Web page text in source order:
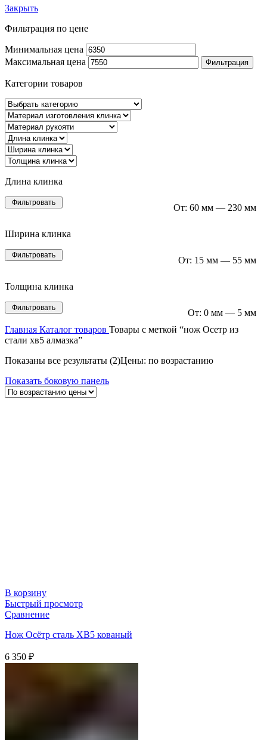
Закрыть
Фильтрация по цене
Минимальная цена
Максимальная цена
Фильтрация
Категории товаров
Длина клинка
Фильтровать От: 60 мм — 230 мм
Ширина клинка
Фильтровать От: 15 мм — 55 мм
Толщина клинка
Фильтровать От: 0 мм — 5 мм
Главная Каталог товаров Товары с меткой “нож Осетр из
стали хв5 алмазка”
Показаны все результаты (2)Цены: по возрастанию
Показать боковую панель
В корзину
Быстрый просмотр
Сравнение
Нож Осётр сталь ХВ5 кованый
6 350 ₽